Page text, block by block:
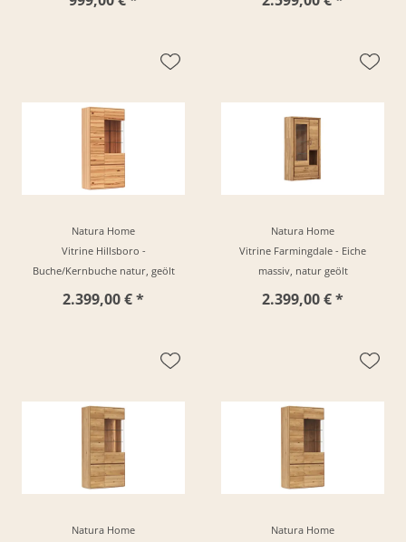
Natura Home
Vitrine Hillsboro -
Buche/Kernbuche natur, geölt
2.399,00 € *
Natura Home
Vitrine Farmingdale - Eiche
massiv, natur geölt
2.399,00 € *
Natura Home
Natura Home